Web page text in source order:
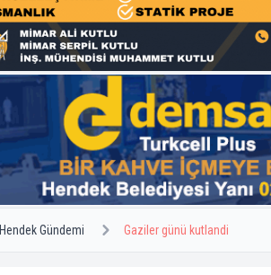
Hendek Gündemi Gaziler günü kutlandi